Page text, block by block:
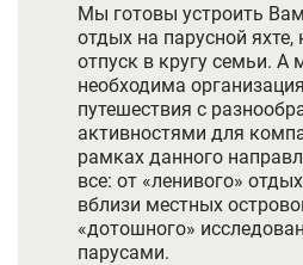
Мы готовы устроить
отдых на парусной
отпуск в кругу семьи. А
необходима
путешествия с
активностями для
рамках данного
все: от «ленивого»
вблизи местных
«дотошного»
парусами.